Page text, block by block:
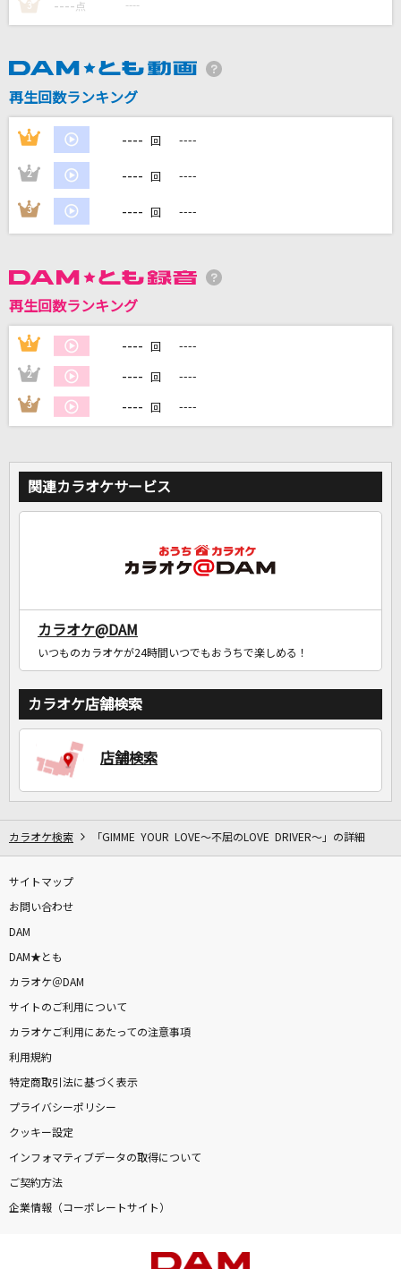
カラオケ最新情報をチェック！
DAMに会員登録・ログインして
自宅でカラオケ歌い放題！
家族や友達と一緒に！練習にも！
3 ---- 点 ----
再生回数ランキング
1 ---- 回 ----
2 ---- 回 ----
3 ---- 回 ----
再生回数ランキング
1 ---- 回 ----
2 ---- 回 ----
3 ---- 回 ----
関連カラオケサービス
カラオケ@DAM
いつものカラオケが24時間いつでもおうちで楽しめる！
カラオケ店舗検索
店舗検索
カラオケ検索 「GIMME YOUR LOVE～不屈のLOVE DRIVER～」の詳細
サイトマップ
お問い合わせ
DAM
DAM★とも
カラオケ＠DAM
サイトのご利用について
カラオケご利用にあたっての注意事項
利用規約
特定商取引法に基づく表示
プライバシーポリシー
クッキー設定
インフォマティブデータの取得について
ご契約方法
企業情報（コーポレートサイト）